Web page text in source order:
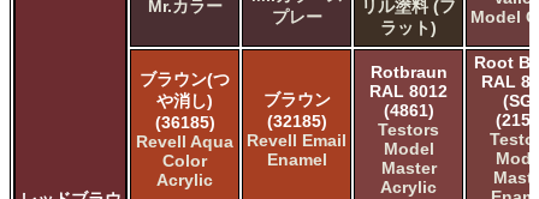
Mr.カラー
プレー
リル塗料 (フ
ラット)
Model
ブラウン(つ
や消し)
(36185)
Revell Aqua
Color
Acrylic
ブラウン
(32185)
Revell Email
Enamel
Rotbraun
RAL 8012
(4861)
Testors
Model
Master
Acrylic
Root
RAL
(SG)